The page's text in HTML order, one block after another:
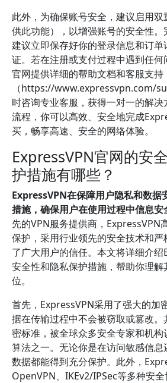
此外，为确保账号安全，建议启用
供此功能），以增强账号的安全性。
建议立即保存好你的登录信息和订单
证。若在注册或支付过程中遇到任
官网提供详细的帮助文档和客服支持
（https://www.expressvpn.com/
时咨询专业客服，获得一对一的解
流程，你可以高效、安全地完成
买，畅享高速、安全的网络体验。
ExpressVPN官网的安
护措施有哪些？
ExpressVPN在保障用户隐私和数据
措施，确保用户在使用过程中信息安
先的VPN服务提供商，ExpressVPN
保护，采用行业领先的安全技术和
了广大用户的信任。本文将详细介
安全性和隐私保护措施，帮助你理
位。
首先，ExpressVPN采用了强大的加
据在传输过程中不会被窃取或篡改。
密标准，被全球众多安全专家和机
算法之一。无论你是在访问敏感信息
数据都能得到充分保护。此外，
OpenVPN、IKEv2/IPSec等多种安